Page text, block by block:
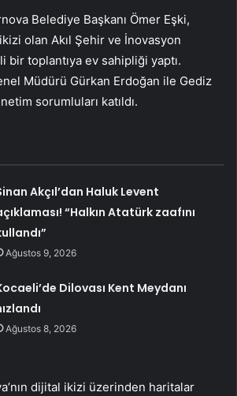
Belediye Başkanı Ömer Eşki,
olan Akıl Şehir ve İnovasyon
bir toplantıya ev sahipliği yaptı.
Müdürü Gürkan Erdoğan ile Gediz
sorumluları katıldı.
Akçıl’dan Haluk Levent
“Halkın Atatürk zaafını
Ağustos 9, 2026
Dilovası Kent Meydanı
Ağustos 8, 2026
dijital ikizi üzerinden haritalar